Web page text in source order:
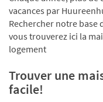
vacances par
Rechercher notre base
vous trouverez ici la
logement
Trouver une
facile!